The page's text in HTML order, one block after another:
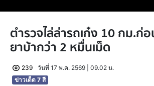
ตำรวจไล่ล่ารถเก๋ง 10 กม.ก่
ยาบ้ากว่า 2 หมื่นเม็ด
239
วันที่ 17 พ.ค. 2569 | 09.02 น.
ข่าวเด็ด 7 สี